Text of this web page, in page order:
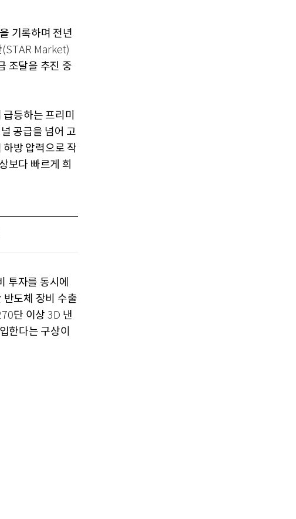
을 기록하며 전년
(STAR Market)
조달을 추진 중
등하는 프리미
공급을 넘어 고
방 압력으로 작
보다 빠르게 희
투자를 동시에
반도체 장비 수출
단 이상 3D 낸
한다는 구상이